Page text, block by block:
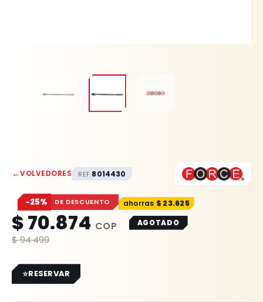
←VOLVEDORES REF.8014430
−25% DE DESCUENTO $ 23.625
$94.499
$70.874 AGOTADO
RESERVAR